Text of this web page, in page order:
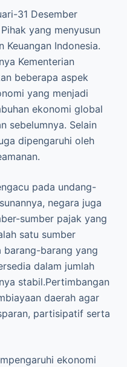
31 Desember
yang menyusun
Keuangan Indonesia.
Kementerian
beberapa aspek
yang menjadi
ekonomi global
sebelumnya. Selain
dipengaruhi oleh
pada undang-
negara juga
sumber pajak yang
satu sumber
barang-barang yang
dalam jumlah
stabil.Pertimbangan
daerah agar
partisipatif serta
ekonomi